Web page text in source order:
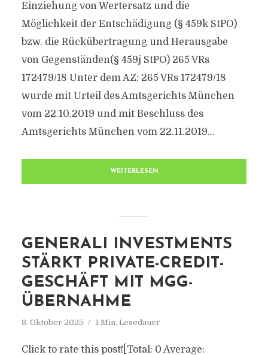
Einziehung von Wertersatz und die
Möglichkeit der Entschädigung (§ 459k StPO)
bzw. die Rückübertragung und Herausgabe
von Gegenständen(§ 459j StPO) 265 VRs
172479/18 Unter dem AZ: 265 VRs 172479/18
wurde mit Urteil des Amtsgerichts München
vom 22.10.2019 und mit Beschluss des
Amtsgerichts München vom 22.11.2019...
WEITERLESEN
GENERALI INVESTMENTS
STÄRKT PRIVATE-CREDIT-
GESCHÄFT MIT MGG-
ÜBERNAHME
8. Oktober 2025 1 Min. Lesedauer
Click to rate this post![Total: 0 Average: